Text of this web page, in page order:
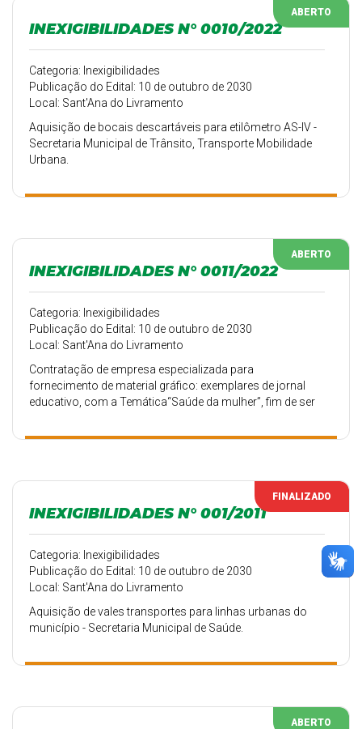
ABERTO
INEXIGIBILIDADES N° 0010/2022
Categoria: Inexigibilidades
Publicação do Edital: 10 de outubro de 2030
Local: Sant'Ana do Livramento
Aquisição de bocais descartáveis para etilômetro AS-IV -
Secretaria Municipal de Trânsito, Transporte Mobilidade
Urbana.
ABERTO
INEXIGIBILIDADES N° 0011/2022
Categoria: Inexigibilidades
Publicação do Edital: 10 de outubro de 2030
Local: Sant'Ana do Livramento
Contratação de empresa especializada para
fornecimento de material gráfico: exemplares de jornal
educativo, com a Temática“Saúde da mulher”, fim de ser
“prevenção ao suicídio” a fim de ser utilizado na
FINALIZADO
INEXIGIBILIDADES N° 001/2011
Categoria: Inexigibilidades
Publicação do Edital: 10 de outubro de 2030
Local: Sant'Ana do Livramento
Aquisição de vales transportes para linhas urbanas do
município - Secretaria Municipal de Saúde.
ABERTO